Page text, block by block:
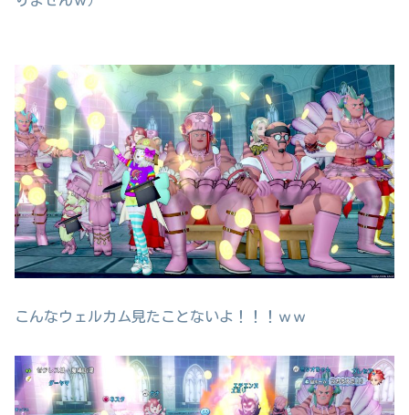
こんなウェルカム見たことないよ！！！ｗｗ